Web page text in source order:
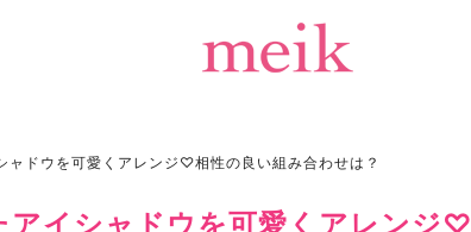
ャドウを可愛くアレンジ♡相性の良い組み合わせは？
アイシャドウを可愛くアレンジ♡